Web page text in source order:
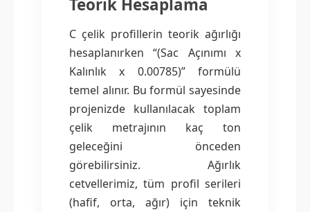
C çelik profillerin teorik ağırlığı
hesaplanırken “(Sac Açınımı x
Kalınlık x 0.00785)” formülü
temel alınır. Bu formül sayesinde
projenizde kullanılacak toplam
çelik metrajının kaç ton
geleceğini önceden
görebilirsiniz. Ağırlık
cetvellerimiz, tüm profil serileri
(hafif, orta, ağır) için teknik